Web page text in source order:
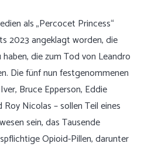
als „Percocet Princess“
2023 angeklagt worden, die
die zum Tod von Leandro
Die fünf nun festgenommenen
Bruce Epperson, Eddie
Nicolas – sollen Teil eines
sein, das Tausende
Opioid-Pillen, darunter